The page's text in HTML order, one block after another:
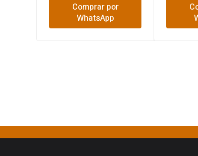
Comprar por
WhatsApp